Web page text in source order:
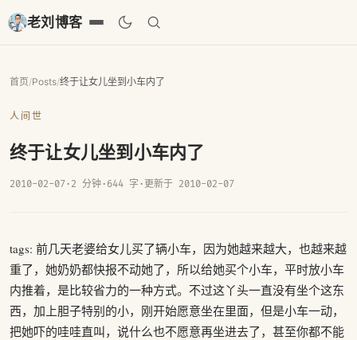
老刘博客
首页/Posts/终于让女儿坐到小车内了
人间世
终于让女儿坐到小车内了
2010-02-07· 2 分钟· 644 字 · 更新于 2010-02-07
tags: 前几天老婆给女儿买了辆小车，因为她越来越大，也越来越
重了，她奶奶都快报不动她了，所以给她买个小车，平时放小车
内推着，是比较省力的一种方式。不过这丫头一直没有坐个这东
西，加上胆子特别的小，刚开始愿意坐在里面，但是小车一动，
把她吓的哇哇直叫，说什么也不愿意再坐进去了，甚至你都不能